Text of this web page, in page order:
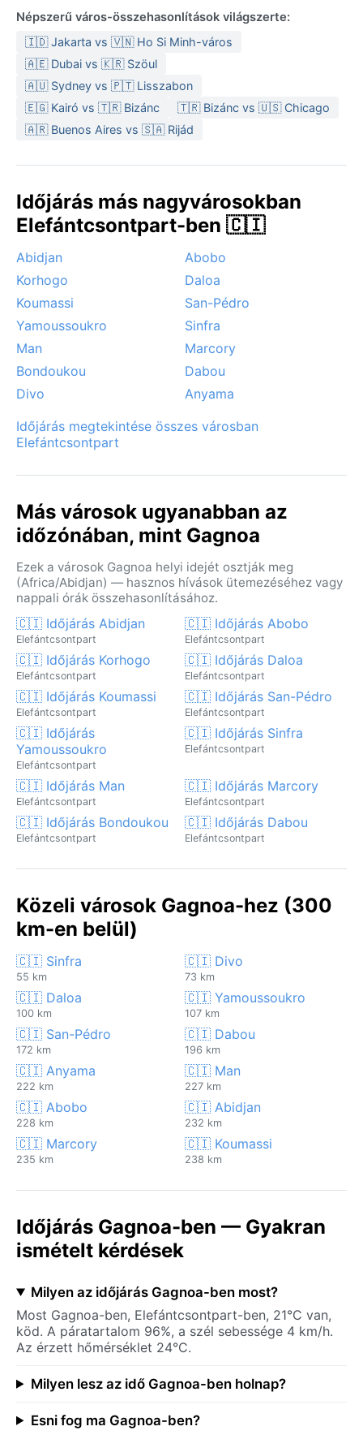
UV-szűrős sapka ajánlott – a naptej elengedhetetlen.
A legkedvezőbb időszak a látogatásra a száraz
évszak, december végétől február közepéig, amikor a
csapadék ritka, a levegő kevésbé fülledt. Ilyenkor
azonban a harmattán szele is megérkezik a
Szaharából: ez a száraz, poros szél homályt és enyhe
port rakhat a tájra, ami csökkenti a látótávolságot. Az
éghajlati ritmusa tehát a kakaótermesztéshez
hasonlóan a két évszak váltakozására épül.
Népszerű város-összehasonlítások világszerte:
🇮🇩 Jakarta vs 🇻🇳 Ho Si Minh-város
🇦🇪 Dubai vs 🇰🇷 Szöul
🇦🇺 Sydney vs 🇵🇹 Lisszabon
🇪🇬 Kairó vs 🇹🇷 Bizánc
🇹🇷 Bizánc vs 🇺🇸 Chicago
🇦🇷 Buenos Aires vs 🇸🇦 Rijád
Időjárás más nagyvárosokban
Elefántcsontpart-ben 🇨🇮
Abidjan
Abobo
Korhogo
Daloa
Koumassi
San-Pédro
Yamoussoukro
Sinfra
Man
Marcory
Bondoukou
Dabou
Divo
Anyama
Időjárás megtekintése összes városban
Elefántcsontpart
Más városok ugyanabban az
időzónában, mint Gagnoa
Ezek a városok Gagnoa helyi idejét osztják meg
(Africa/Abidjan) — hasznos hívások ütemezéséhez vagy
nappali órák összehasonlításához.
🇨🇮 Időjárás Abidjan
Elefántcsontpart
🇨🇮 Időjárás Abobo
Elefántcsontpart
🇨🇮 Időjárás Korhogo
Elefántcsontpart
🇨🇮 Időjárás Daloa
Elefántcsontpart
🇨🇮 Időjárás Koumassi
Elefántcsontpart
🇨🇮 Időjárás San-Pédro
Elefántcsontpart
🇨🇮 Időjárás
Yamoussoukro
Elefántcsontpart
🇨🇮 Időjárás Sinfra
Elefántcsontpart
🇨🇮 Időjárás Man
Elefántcsontpart
🇨🇮 Időjárás Marcory
Elefántcsontpart
🇨🇮 Időjárás Bondoukou
Elefántcsontpart
🇨🇮 Időjárás Dabou
Elefántcsontpart
Közeli városok Gagnoa-hez (300
km-en belül)
🇨🇮 Sinfra
55 km
🇨🇮 Divo
73 km
🇨🇮 Daloa
100 km
🇨🇮 Yamoussoukro
107 km
🇨🇮 San-Pédro
172 km
🇨🇮 Dabou
196 km
🇨🇮 Anyama
222 km
🇨🇮 Man
227 km
🇨🇮 Abobo
228 km
🇨🇮 Abidjan
232 km
🇨🇮 Marcory
235 km
🇨🇮 Koumassi
238 km
Időjárás Gagnoa-ben — Gyakran
ismételt kérdések
Milyen az időjárás Gagnoa-ben most?
Most Gagnoa-ben, Elefántcsontpart-ben, 21°C van,
köd. A páratartalom 96%, a szél sebessége 4 km/h.
Az érzett hőmérséklet 24°C.
Milyen lesz az idő Gagnoa-ben holnap?
Esni fog ma Gagnoa-ben?